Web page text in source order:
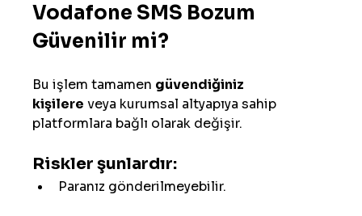
Vodafone SMS Bozum
Güvenilir mi?
Bu işlem tamamen güvendiğiniz
kişilere veya kurumsal altyapıya sahip
platformlara bağlı olarak değişir.
Riskler şunlardır:
Paranız gönderilmeyebilir.